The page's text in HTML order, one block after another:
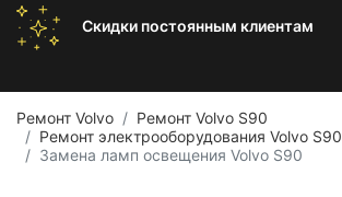
Скидки постоянным клиентам
Ремонт Volvo
Ремонт Volvo S90
Ремонт электрооборудования Volvo S90
Замена ламп освещения Volvo S90